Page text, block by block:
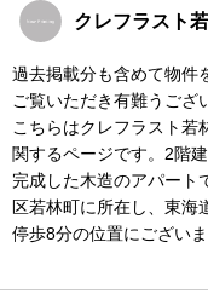
クレフラスト
過去掲載分も含めて物件
ご覧いただき有難うござ
こちらはクレフラスト若
関するページです。2階
完成した木造のアパート
区若林町に所在し、東海
停歩8分の位置にございま